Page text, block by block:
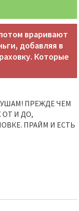
враривают
добавляя в
Которые
ПРЕЖДЕ ЧЕМ
И ДО,
ПРАЙМ И ЕСТЬ